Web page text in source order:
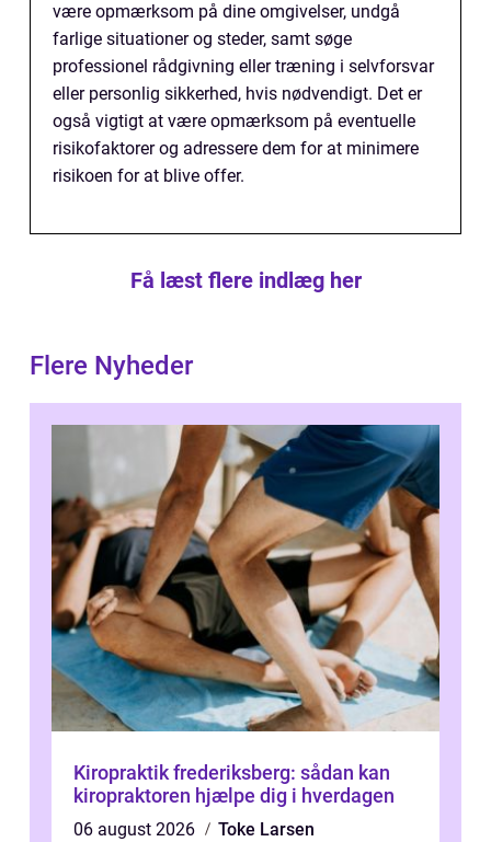
være opmærksom på dine omgivelser, undgå
farlige situationer og steder, samt søge
professionel rådgivning eller træning i selvforsvar
eller personlig sikkerhed, hvis nødvendigt. Det er
også vigtigt at være opmærksom på eventuelle
risikofaktorer og adressere dem for at minimere
risikoen for at blive offer.
Få læst flere indlæg her
Flere Nyheder
Kiropraktik frederiksberg: sådan kan
kiropraktoren hjælpe dig i hverdagen
06 august 2026
Toke Larsen